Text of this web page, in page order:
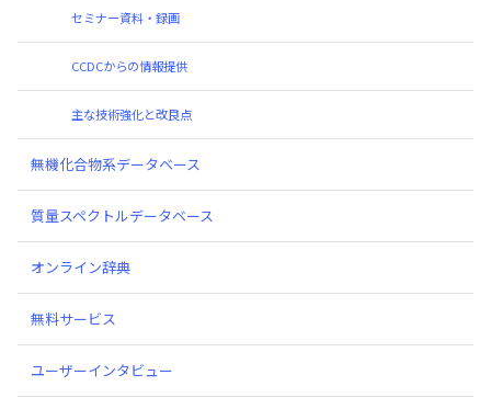
セミナー資料・録画
CCDCからの情報提供
主な技術強化と改良点
無機化合物系データベース
質量スペクトルデータベース
オンライン辞典
無料サービス
ユーザーインタビュー